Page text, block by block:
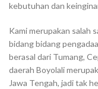
kebutuhan dan
Kami merupakan salah
bidang bidang
berasal dari Tumang,
daerah Boyolali
Jawa Tengah, jadi tak